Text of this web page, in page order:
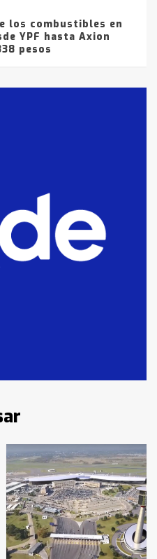
los combustibles en
YPF hasta Axion
pesos
por
de drogas en la
vendió el edificio de
Industrial del
adolescentes
fueron
del lunes
5: falleció un
Lauquen